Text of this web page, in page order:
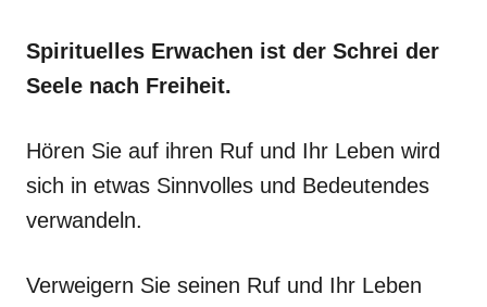
Spirituelles Erwachen ist der Schrei der
Seele nach Freiheit.
Hören Sie auf ihren Ruf und Ihr Leben wird
sich in etwas Sinnvolles und Bedeutendes
verwandeln.
Verweigern Sie seinen Ruf und Ihr Leben